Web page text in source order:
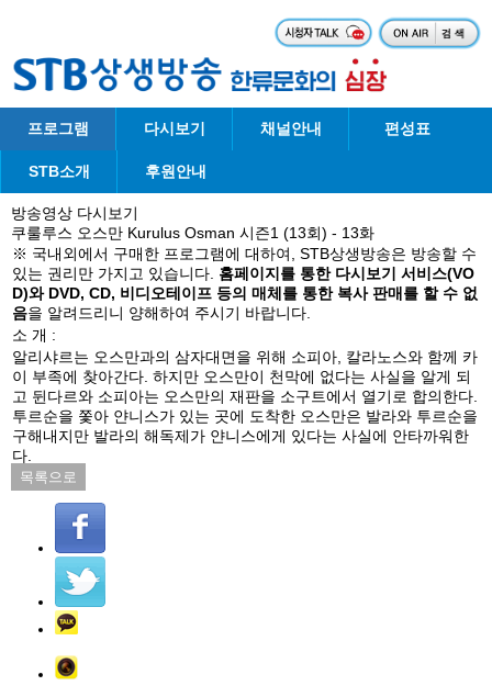
프로그램 다시보기 채널안내 편성표
STB소개 후원안내
방송영상 다시보기
쿠룰루스 오스만 Kurulus Osman 시즌1 (13회) - 13화
※ 국내외에서 구매한 프로그램에 대하여, STB상생방송은 방송할 수
있는 권리만 가지고 있습니다. 홈페이지를 통한 다시보기 서비스(VO
D)와 DVD, CD, 비디오테이프 등의 매체를 통한 복사 판매를 할 수 없
음을 알려드리니 양해하여 주시기 바랍니다.
소 개 :
알리샤르는 오스만과의 삼자대면을 위해 소피아, 칼라노스와 함께 카
이 부족에 찾아간다. 하지만 오스만이 천막에 없다는 사실을 알게 되
고 뒨다르와 소피아는 오스만의 재판을 소구트에서 열기로 합의한다.
투르순을 쫓아 얀니스가 있는 곳에 도착한 오스만은 발라와 투르순을
구해내지만 발라의 해독제가 얀니스에게 있다는 사실에 안타까워한
다.
목록으로